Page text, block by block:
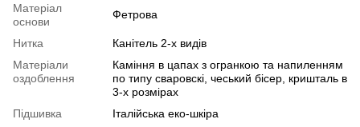
Матеріал
основи
Фетрова
Нитка
Канітель 2-х видів
Матеріали
оздоблення
Каміння в цапах з огранкою та напиленням
по типу сваровскі, чеський бісер, кришталь в
3-х розмірах
Підшивка
Італійська еко-шкіра